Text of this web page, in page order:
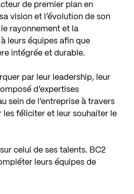
de premier plan en
vision et l’évolution de son
rayonnement et la
leurs équipes afin que
intégrée et durable.
par leur leadership, leur
d’expertises
sein de l’entreprise à travers
les féliciter et leur souhaiter le
celui de ses talents. BC2
leurs équipes de